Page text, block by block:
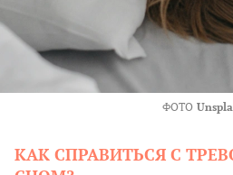
ФОТО
КАК СПРАВИТЬСЯ С